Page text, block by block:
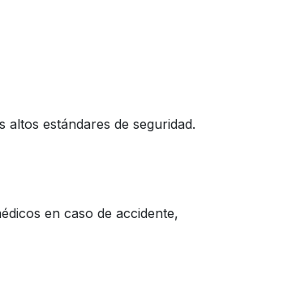
altos estándares de seguridad.
en caso de accidente,